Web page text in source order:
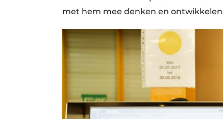
met hem mee denken en